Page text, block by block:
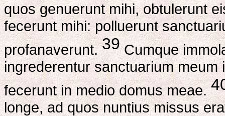
quos genuerunt mihi, obtulerunt
fecerunt mihi: polluerunt
profanaverunt.39Cumque
ingrederentur sanctuarium
fecerunt in medio domus meae.
longe, ad quos nuntius missus